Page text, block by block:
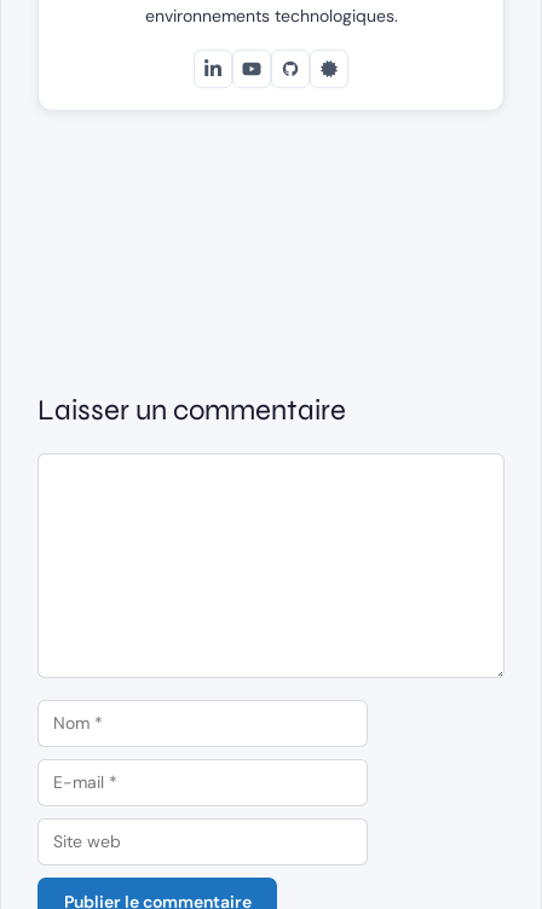
environnements technologiques.
Laisser un commentaire
Nom
E-
mail
Site
web